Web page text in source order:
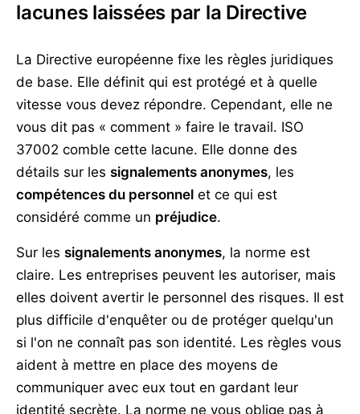
lacunes laissées par la Directive
La Directive européenne fixe les règles juridiques
de base. Elle définit qui est protégé et à quelle
vitesse vous devez répondre. Cependant, elle ne
vous dit pas « comment » faire le travail. ISO
37002 comble cette lacune. Elle donne des
détails sur les signalements anonymes, les
compétences du personnel et ce qui est
considéré comme un préjudice.
Sur les signalements anonymes, la norme est
claire. Les entreprises peuvent les autoriser, mais
elles doivent avertir le personnel des risques. Il est
plus difficile d'enquêter ou de protéger quelqu'un
si l'on ne connaît pas son identité. Les règles vous
aident à mettre en place des moyens de
communiquer avec eux tout en gardant leur
identité secrète. La norme ne vous oblige pas à